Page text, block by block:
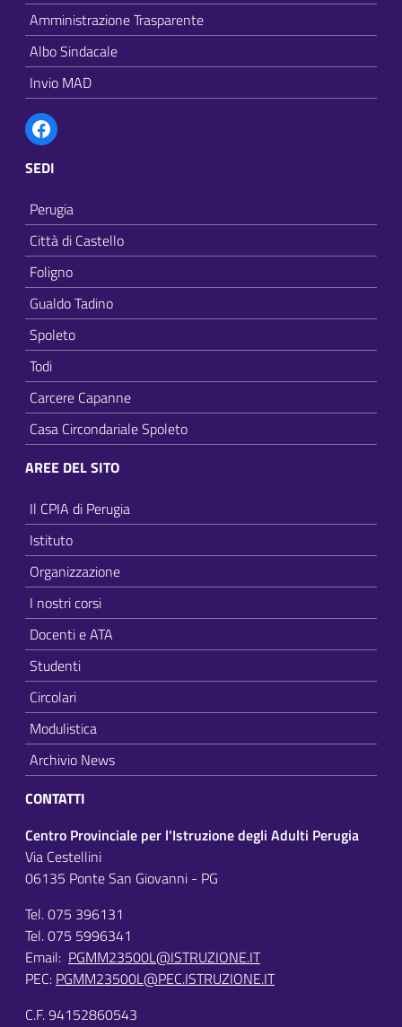
Amministrazione Trasparente
Albo Sindacale
Invio MAD
Facebook
SEDI
Perugia
Città di Castello
Foligno
Gualdo Tadino
Spoleto
Todi
Carcere Capanne
Casa Circondariale Spoleto
AREE DEL SITO
Il CPIA di Perugia
Istituto
Organizzazione
I nostri corsi
Docenti e ATA
Studenti
Circolari
Modulistica
Archivio News
CONTATTI
Centro Provinciale per l'Istruzione degli Adulti Perugia
Via Cestellini
06135 Ponte San Giovanni - PG
Tel. 075 396131
Tel. 075 5996341
Email: PGMM23500L@ISTRUZIONE.IT
PEC: PGMM23500L@PEC.ISTRUZIONE.IT
C.F. 94152860543